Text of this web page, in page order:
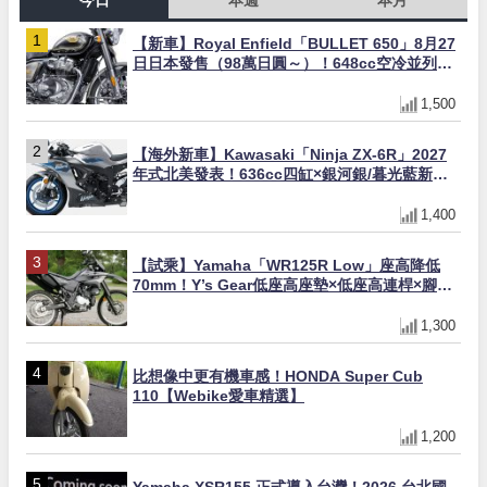
【新車】Royal Enfield「BULLET 650」8月27
日日本發售（98萬日圓～）！648cc空冷並列雙
1,500
【海外新車】Kawasaki「Ninja ZX-6R」2027
年式北美發表！636cc四缸×銀河銀/暮光藍新色
1,400
【試乘】Yamaha「WR125R Low」座高降低
70mm！Y’s Gear低座高座墊×低座高連桿×腳踏
1,300
比想像中更有機車感！HONDA Super Cub
110【Webike愛車精選】
1,200